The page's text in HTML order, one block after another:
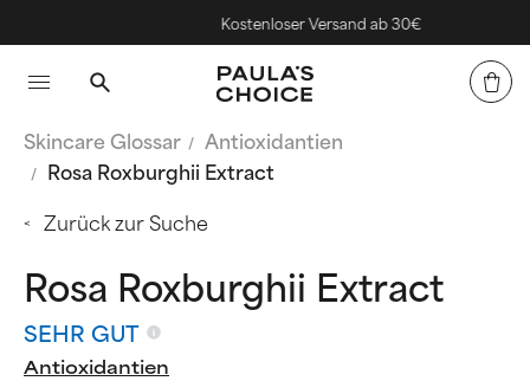
Kostenloser Versand ab 30€
Skincare Glossar
Antioxidantien
Rosa Roxburghii Extract
Zurück zur Suche
Rosa Roxburghii Extract
SEHR GUT
Antioxidantien